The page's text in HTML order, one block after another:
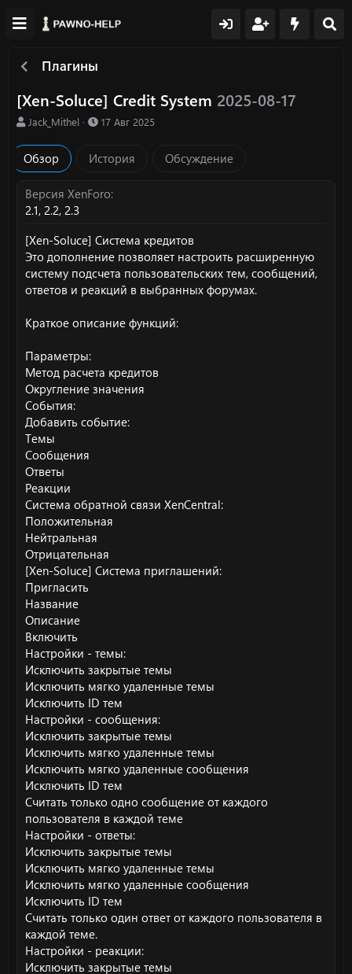
Плагины
[Xen-Soluce] Credit System 2025-08-17
А
т
о
Jack_Mithel
Д
а
о
а
н
и
я
17 Авг 2025
Обзор История Обсуждение
Версия XenForo
2.1 2.2 2.3
[Xen-Soluce] Система кредитов
Это дополнение позволяет настроить расширенную
систему подсчета пользовательских тем, сообщений,
ответов и реакций в выбранных форумах.
Краткое описание функций:
Параметры:
Метод расчета кредитов
Округление значения
События:
Добавить событие:
Темы
Сообщения
Ответы
Реакции
Система обратной связи XenCentral:
Положительная
Нейтральная
Отрицательная
[Xen-Soluce] Система приглашений:
Пригласить
Название
Описание
Включить
Настройки - темы:
Исключить закрытые темы
Исключить мягко удаленные темы
Исключить ID тем
Настройки - сообщения:
Исключить закрытые темы
Исключить мягко удаленные темы
Исключить мягко удаленные сообщения
Исключить ID тем
Считать только одно сообщение от каждого
пользователя в каждой теме
Настройки - ответы:
Исключить закрытые темы
Исключить мягко удаленные темы
Исключить мягко удаленные сообщения
Исключить ID тем
Считать только один ответ от каждого пользователя в
каждой теме.
Настройки - реакции:
Исключить закрытые темы